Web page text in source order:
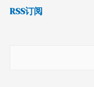
RSS订阅